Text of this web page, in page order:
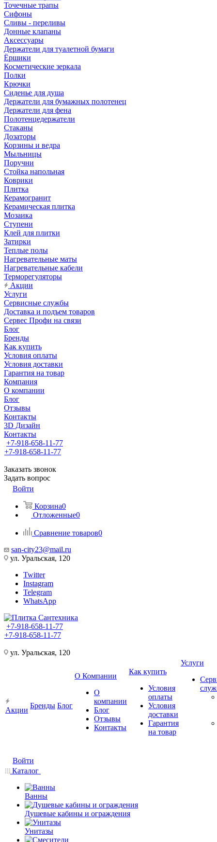
Точечные трапы
Сифоны
Сливы - переливы
Донные клапаны
Аксессуары
Держатели для туалетной бумаги
Ёршики
Косметические зеркала
Полки
Крючки
Сиденье для душа
Держатели для бумажных полотенец
Держатели для фена
Полотенцедержатели
Стаканы
Дозаторы
Корзины и ведра
Мыльницы
Поручни
Стойка напольная
Коврики
Плитка
Керамогранит
Керамическая плитка
Мозаика
Ступени
Клей для плитки
Затирки
Теплые полы
Нагревательные маты
Нагревательные кабели
Терморегуляторы
Акции
Услуги
Сервисные службы
Доставка и подъем товаров
Сервес Профи на связи
Блог
Бренды
Как купить
Условия оплаты
Условия доставки
Гарантия на товар
Компания
О компании
Блог
Отзывы
Контакты
3D Дизайн
Контакты
+7-918-658-11-77
+7-918-658-11-77
Заказать звонок
Задать вопрос
Войти
Корзина0
Отложенные0
Сравнение товаров0
san-city23@mail.ru
ул. Уральская, 120
Twitter
Instagram
Telegram
WhatsApp
+7-918-658-11-77
+7-918-658-11-77
ул. Уральская, 120
Акции
Бренды Блог
О Компании
О
компании
Блог
Отзывы
Контакты
Как купить
Условия
оплаты
Условия
доставки
Гарантия
на товар
Услуги
Войти
Каталог
Ванны
Душевые кабины и ограждения
Унитазы